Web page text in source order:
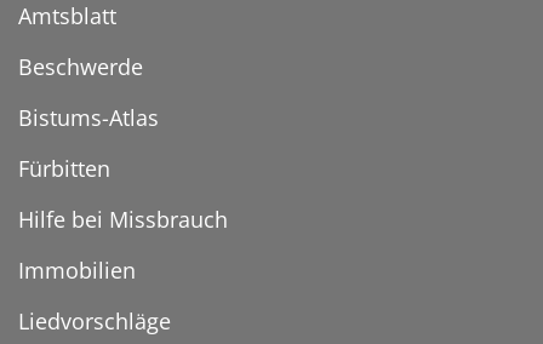
Amtsblatt
Beschwerde
Bistums-Atlas
Fürbitten
Hilfe bei Missbrauch
Immobilien
Liedvorschläge